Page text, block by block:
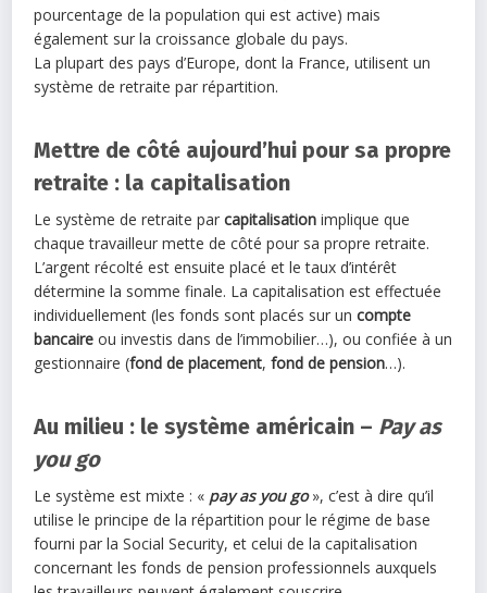
pourcentage de la population qui est active) mais
également sur la croissance globale du pays.
La plupart des pays d’Europe, dont la France, utilisent un
système de retraite par répartition.
Mettre de côté aujourd’hui pour sa propre
retraite : la capitalisation
Le système de retraite parcapitalisation implique que
chaque travailleur mette de côté pour sa propre retraite.
L’argent récolté est ensuite placé et le taux d’intérêt
détermine la somme finale. La capitalisation est effectuée
individuellement (les fonds sont placés sur uncompte
bancaire ou investis dans de l’immobilier…), ou confiée à un
gestionnaire (fond de placement,fond de pension…).
Au milieu : le système américain – Pay as
you go
Le système est mixte : « pay as you go», c’est à dire qu’il
utilise le principe de la répartition pour le régime de base
fourni par la Social Security, et celui de la capitalisation
concernant les fonds de pension professionnels auxquels